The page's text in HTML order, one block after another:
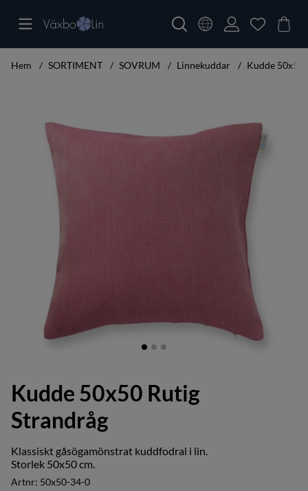
Hem SORTIMENT SOVRUM Linnekuddar Kudde 50x50
Kudde 50x50 Rutig
Strandråg
Klassiskt gåsögamönstrat kuddfodral i lin.
Storlek 50x50 cm.
Artnr: 50x50-34-0